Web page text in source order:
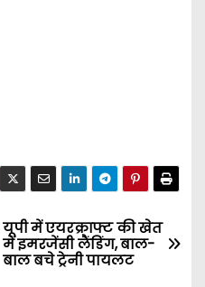
यूपी में एयरक्राफ्ट की खेत
में इमरजेंसी लैंडिंग, बाल-
बाल बचे ट्रेनी पायलट